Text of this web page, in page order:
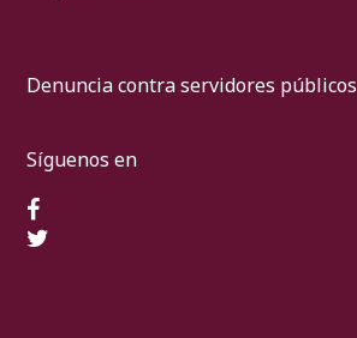
Denuncia contra servidores públicos
Síguenos en